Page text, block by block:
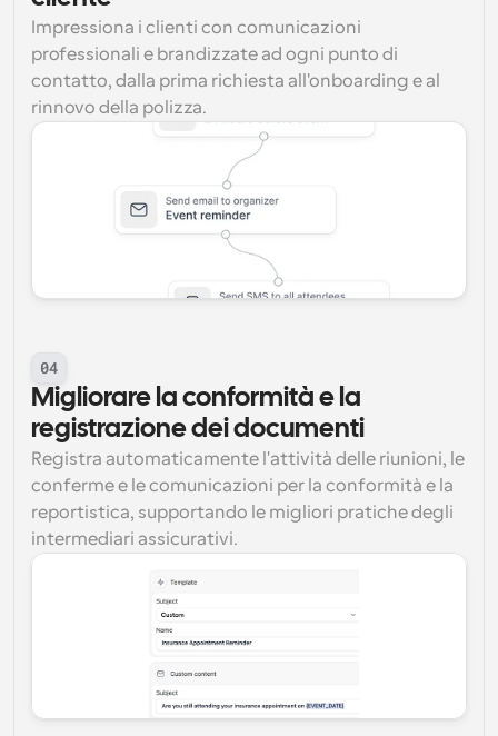
Impressiona i clienti con comunicazioni
professionali e brandizzate ad ogni punto di
contatto, dalla prima richiesta all'onboarding e al
rinnovo della polizza.
04
Migliorare la conformità e la
registrazione dei documenti
Registra automaticamente l'attività delle riunioni, le
conferme e le comunicazioni per la conformità e la
reportistica, supportando le migliori pratiche degli
intermediari assicurativi.